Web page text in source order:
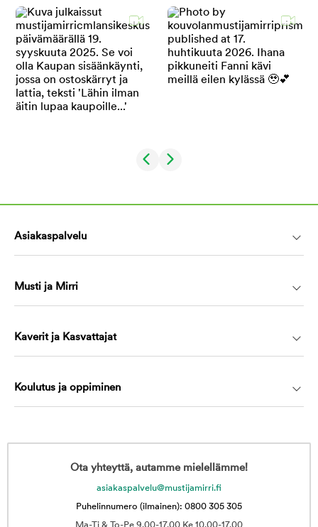
Asiakaspalvelu
Musti ja Mirri
Kaverit ja Kasvattajat
Koulutus ja oppiminen
Ota yhteyttä, autamme mielellämme!
asiakaspalvelu@mustijamirri.fi
Puhelinnumero (ilmainen): 0800 305 305
Ma-Ti & To-Pe 9.00-17.00 Ke 10.00-17.00